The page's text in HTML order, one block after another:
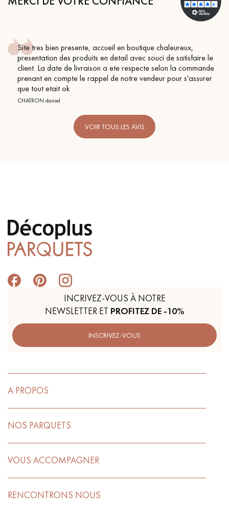
Site tres bien presente, accueil en boutique chaleureux,
presentation des produits en detail avec souci de satisfaire le
client. La date de livraison a ete respecte selon la commande
prenant en compte le rappel de notre vendeur pour s'assurer
que tout etait ok
CHATRON daniel
VOIR TOUS LES AVIS
INCRIVEZ-VOUS À NOTRE
NEWSLETTER ET PROFITEZ DE -10%
INSCRIVEZ-VOUS
A PROPOS
NOS PARQUETS
VOUS ACCOMPAGNER
RENCONTRONS NOUS